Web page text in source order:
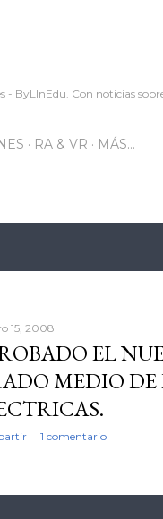
- ByLInEdu. Con noticias
RA & VR MÁS…
15, 2008
EL
MEDIO
1 comentario